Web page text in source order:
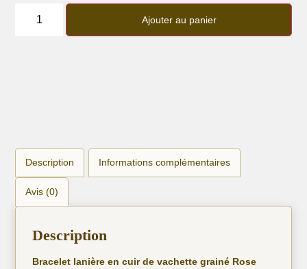
Bracelet
Ajouter au panier
Description Informations complémentaires
Avis (0)
Description
Bracelet lanière en cuir de vachette grainé Rose